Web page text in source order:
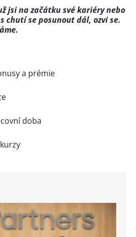
jsi na začátku své kariéry nebo
chutí se posunout dál, ozvi se.
a prémie
doba